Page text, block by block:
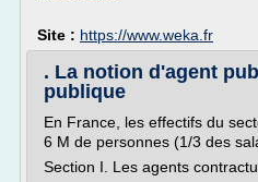
Site : https://www.weka.fr
. La notion d'agent
publique
En France, les effectifs du
6 M de personnes (1/3 des
Section I. Les agents